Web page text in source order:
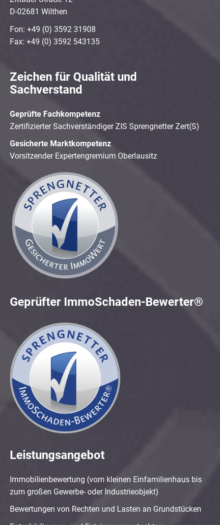
D-02681 Wilthen
Fon: +49 (0) 3592 31908
Fax: +49 (0) 3592 543135
Zeichen für Qualität und
Sachverstand
Geprüfte Fachkompetenz
Zertifizierter Sachverständiger ZIS Sprengnetter Zert(S)
Gesicherte Marktkompetenz
Vorsitzender Expertengremium Oberlausitz
Geprüfter ImmoSchaden-Bewerter®
Leistungsangebot
Immobilienbewertung (vom kleinen Einfamilienhaus bis
zum großen Gewerbe- oder Industrieobjekt)
Bewertungen von Rechten und Lasten an Grundstücken